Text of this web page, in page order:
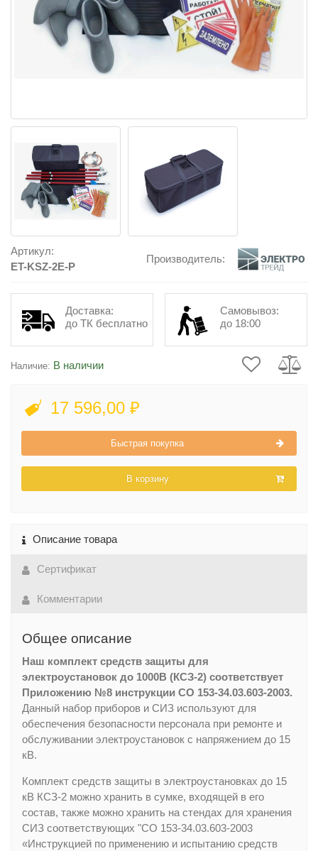
Артикул:
ET-KSZ-2E-P
Производитель:
Доставка:
до ТК бесплатно
Самовывоз:
до 18:00
Наличие: В наличии
17 596,00 ₽
Быстрая покупка
В корзину
Описание товара
Сертификат
Комментарии
Общее описание
Наш комплект средств защиты для
электроустановок до 1000В (КСЗ-2) соответствует
Приложению №8 инструкции СО 153-34.03.603-2003.
Данный набор приборов и СИЗ используют для
обеспечения безопасности персонала при ремонте и
обслуживании электроустановок с напряжением до 15
кВ.
Комплект средств защиты в электроустановках до 15
кВ КСЗ-2 можно хранить в сумке, входящей в его
состав, также можно хранить на стендах для хранения
СИЗ соответствующих "СО 153-34.03.603-2003
«Инструкцией по применению и испытанию средств